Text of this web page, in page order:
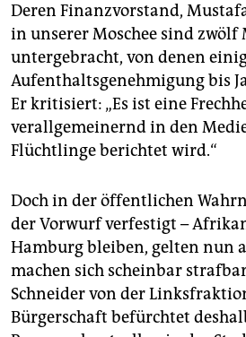
Deren Finanzvorstand,
in unserer Moschee sind zwölf
untergebracht, von denen
Aufenthaltsgenehmigung bis
Er kritisiert: „Es ist eine
verallgemeinernd in den
Flüchtlinge berichtet wird.“
Doch in der öffentlichen
der Vorwurf verfestigt –
Hamburg bleiben, gelten nun
machen sich scheinbar
Schneider von der
Bürgerschaft befürchtet